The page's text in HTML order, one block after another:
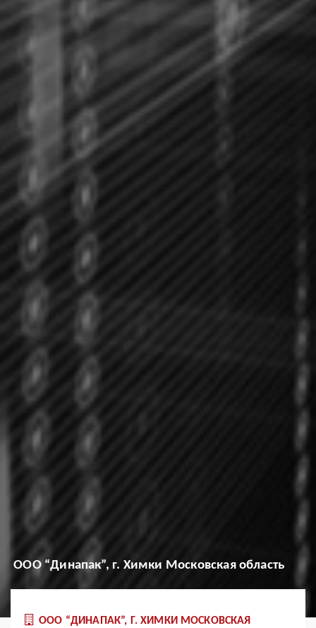
OOO “Динапак”, г. Химки Московская область
OOO “ДИНАПАК”, Г. ХИМКИ МОСКОВСКАЯ